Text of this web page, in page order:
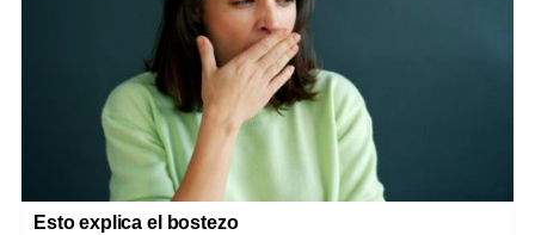
Esto explica el bostezo